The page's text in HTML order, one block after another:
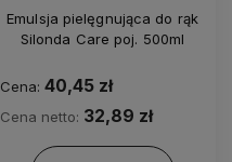
Emulsja pielęgnująca do rąk
Silonda Care poj. 500ml
Cena: 40,45 zł
Cena netto: 32,89 zł